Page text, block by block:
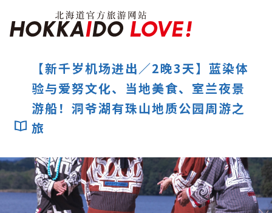
旅游景点
温泉
活动祭典
推荐行程
预约
交通
【新千岁机场进出／2晚3天】蓝染体
验与爱努文化、当地美食、室兰夜景
游船！洞爷湖有珠山地质公园周游之
旅